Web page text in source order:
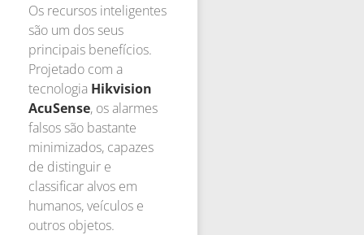
Os recursos inteligentes
são um dos seus
principais benefícios.
Projetado com a
tecnologia Hikvision
AcuSense, os alarmes
falsos são bastante
minimizados, capazes
de distinguir e
classificar alvos em
humanos, veículos e
outros objetos.